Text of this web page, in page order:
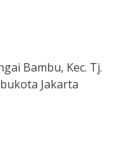
Bambu, Kec. Tj.
Jakarta